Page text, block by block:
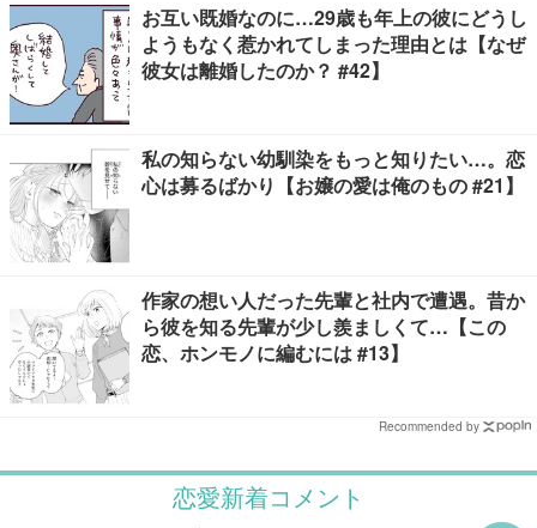
お互い既婚なのに…29歳も年上の彼にどうし
ようもなく惹かれてしまった理由とは【なぜ
彼女は離婚したのか？ #42】
私の知らない幼馴染をもっと知りたい…。恋
心は募るばかり【お嬢の愛は俺のもの #21】
作家の想い人だった先輩と社内で遭遇。昔か
ら彼を知る先輩が少し羨ましくて…【この
恋、ホンモノに編むには #13】
Recommended by